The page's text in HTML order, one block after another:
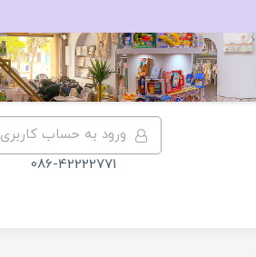
ورود به حساب کاربری
086-42222771